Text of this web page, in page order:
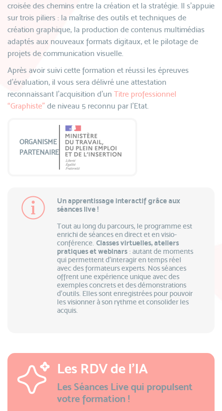
croisée des chemins entre la création et la stratégie. Il s’appuie
sur trois piliers : la maîtrise des outils et techniques de
création graphique, la production de contenus multimédias
adaptés aux nouveaux formats digitaux, et le pilotage de
projets de communication visuelle.
Après avoir suivi cette formation et réussi les épreuves
d’évaluation, il vous sera délivré une attestation
reconnaissant l’acquisition d’un Titre professionnel
“Graphiste” de niveau 5 reconnu par l’Etat.
ORGANISME
PARTENAIRE
Un apprentissage interactif grâce aux
séances live !
Tout au long du parcours, le programme est
enrichi de séances en direct et en visio-
conférence. Classes virtuelles, ateliers
pratiques et webinars: autant de moments
qui permettent d’interagir en temps réel
avec des formateurs experts. Nos séances
offrent une expérience unique avec des
exemples concrets et des démonstrations
d’outils. Elles sont enregistrées pour pouvoir
les visionner à son rythme et consolider les
acquis.
Les RDV de l'IA
Les Séances Live qui propulsent
votre formation !